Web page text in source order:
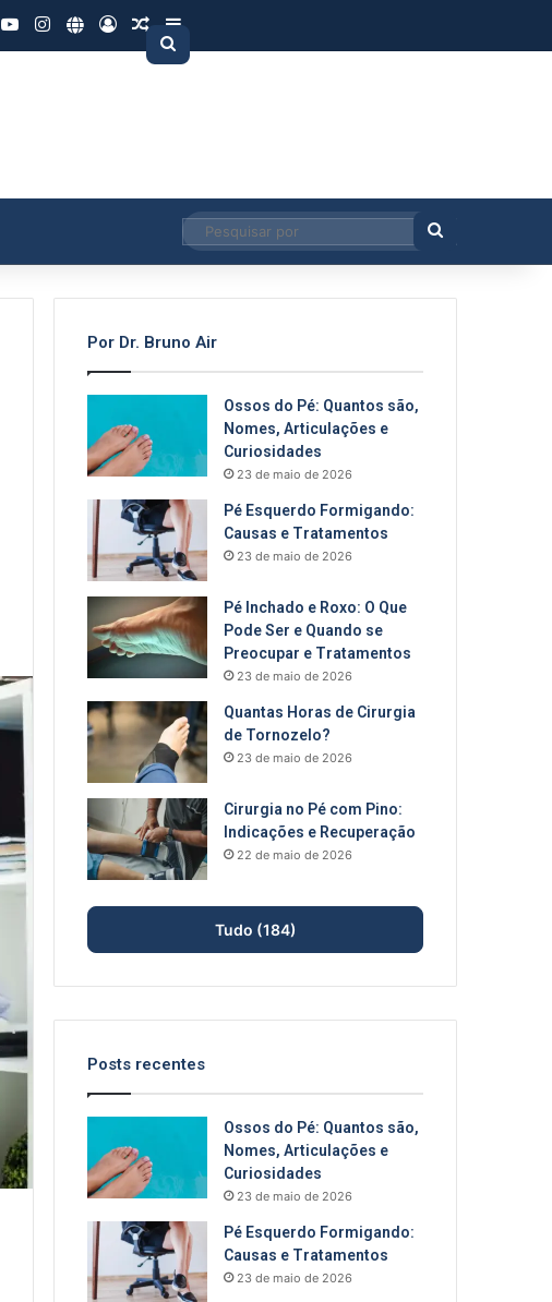
YouTubeInstagram
SiteEntrarArtigo aleatório
Barra Lateral
Pesquisar
Pesquisar
por
Por Dr. Bruno Air
Ossos do Pé: Quantos são,
Nomes, Articulações e
Curiosidades
23 de maio de 2026
Pé Esquerdo Formigando:
Causas e Tratamentos
23 de maio de 2026
Pé Inchado e Roxo: O Que
Pode Ser e Quando se
Preocupar e Tratamentos
23 de maio de 2026
Quantas Horas de Cirurgia
de Tornozelo?
23 de maio de 2026
Cirurgia no Pé com Pino:
Indicações e Recuperação
22 de maio de 2026
Tudo (184)
Posts recentes
Ossos do Pé: Quantos são,
Nomes, Articulações e
Curiosidades
23 de maio de 2026
Pé Esquerdo Formigando:
Causas e Tratamentos
23 de maio de 2026